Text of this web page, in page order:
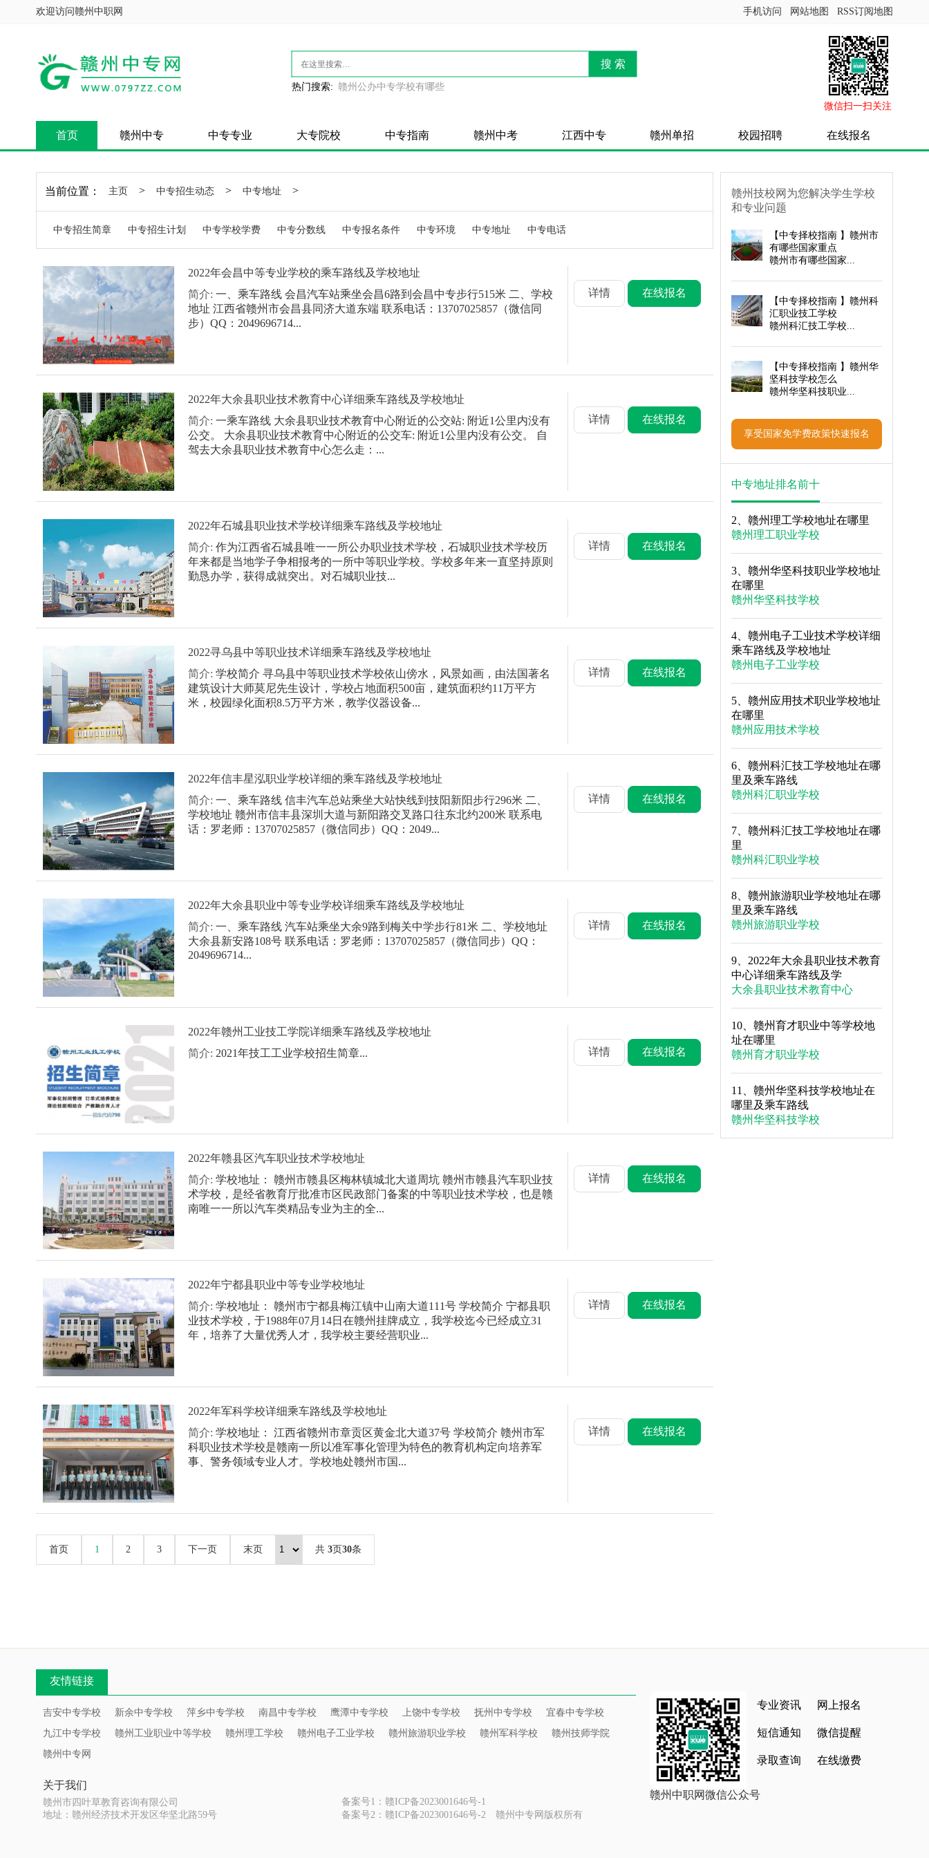
欢迎访问赣州中职网 手机访问 网站地图 RSS订阅地图
搜 索
热门搜索: 赣州公办中专学校有哪些
微信扫一扫关注
首页 赣州中专 中专专业 大专院校 中专指南 赣州中考 江西中专 赣州单招 校园招聘 在线报名
当前位置： 主页 > 中专招生动态 > 中专地址 >
中专招生简章 中专招生计划 中专学校学费 中专分数线 中专报名条件 中专环境 中专地址 中专电话
2022年会昌中等专业学校的乘车路线及学校地址
简介: 一、乘车路线 会昌汽车站乘坐会昌6路到会昌中专步行515米 二、学校
地址 江西省赣州市会昌县同济大道东端 联系电话：13707025857（微信同
步）QQ：2049696714...
详情 在线报名
2022年大余县职业技术教育中心详细乘车路线及学校地址
简介: 一乘车路线 大余县职业技术教育中心附近的公交站: 附近1公里内没有
公交。 大余县职业技术教育中心附近的公交车: 附近1公里内没有公交。 自
驾去大余县职业技术教育中心怎么走：...
详情 在线报名
2022年石城县职业技术学校详细乘车路线及学校地址
简介: 作为江西省石城县唯一一所公办职业技术学校，石城职业技术学校历
年来都是当地学子争相报考的一所中等职业学校。学校多年来一直坚持原则
勤恳办学，获得成就突出。对石城职业技...
详情 在线报名
2022寻乌县中等职业技术详细乘车路线及学校地址
简介: 学校简介 寻乌县中等职业技术学校依山傍水，风景如画，由法国著名
建筑设计大师莫尼先生设计，学校占地面积500亩，建筑面积约11万平方
米，校园绿化面积8.5万平方米，教学仪器设备...
详情 在线报名
2022年信丰星泓职业学校详细的乘车路线及学校地址
简介: 一、乘车路线 信丰汽车总站乘坐大站快线到技阳新阳步行296米 二、
学校地址 赣州市信丰县深圳大道与新阳路交叉路口往东北约200米 联系电
话：罗老师：13707025857（微信同步）QQ：2049...
详情 在线报名
2022年大余县职业中等专业学校详细乘车路线及学校地址
简介: 一、乘车路线 汽车站乘坐大余9路到梅关中学步行81米 二、学校地址
大余县新安路108号 联系电话：罗老师：13707025857（微信同步）QQ：
2049696714...
详情 在线报名
2022年赣州工业技工学院详细乘车路线及学校地址
简介: 2021年技工工业学校招生简章... 详情 在线报名
2022年赣县区汽车职业技术学校地址
简介: 学校地址： 赣州市赣县区梅林镇城北大道周坑 赣州市赣县汽车职业技
术学校，是经省教育厅批准市区民政部门备案的中等职业技术学校，也是赣
南唯一一所以汽车类精品专业为主的全...
详情 在线报名
2022年宁都县职业中等专业学校地址
简介: 学校地址： 赣州市宁都县梅江镇中山南大道111号 学校简介 宁都县职
业技术学校，于1988年07月14日在赣州挂牌成立，我学校迄今已经成立31
年，培养了大量优秀人才，我学校主要经营职业...
详情 在线报名
2022年军科学校详细乘车路线及学校地址
简介: 学校地址： 江西省赣州市章贡区黄金北大道37号 学校简介 赣州市军
科职业技术学校是赣南一所以准军事化管理为特色的教育机构定向培养军
事、警务领域专业人才。学校地处赣州市国...
详情 在线报名
首页 1 2 3 下一页 末页 共 3页30条
赣州技校网为您解决学生学校
和专业问题
【中专择校指南 】赣州市
有哪些国家重点
赣州市有哪些国家...
【中专择校指南 】赣州科
汇职业技工学校
赣州科汇技工学校...
【中专择校指南 】赣州华
坚科技学校怎么
赣州华坚科技职业...
享受国家免学费政策快速报名
中专地址排名前十
2、 赣州理工学校地址在哪里
赣州理工职业学校
3、 赣州华坚科技职业学校地址
在哪里
赣州华坚科技学校
4、 赣州电子工业技术学校详细
乘车路线及学校地址
赣州电子工业学校
5、 赣州应用技术职业学校地址
在哪里
赣州应用技术学校
6、 赣州科汇技工学校地址在哪
里及乘车路线
赣州科汇职业学校
7、 赣州科汇技工学校地址在哪
里
赣州科汇职业学校
8、 赣州旅游职业学校地址在哪
里及乘车路线
赣州旅游职业学校
9、 2022年大余县职业技术教育
中心详细乘车路线及学
大余县职业技术教育中心
10、 赣州育才职业中等学校地
址在哪里
赣州育才职业学校
11、 赣州华坚科技学校地址在
哪里及乘车路线
赣州华坚科技学校
友情链接
吉安中专学校 新余中专学校 萍乡中专学校 南昌中专学校 鹰潭中专学校 上饶中专学校 抚州中专学校
宜春中专学校
九江中专学校
赣州工业职业中等学校 赣州理工学校 赣州电子工业学校 赣州旅游职业学校 赣州军科学校
赣州技师学院
赣州中专网
关于我们
赣州市四叶草教育咨询有限公司
地址：赣州经济技术开发区华坚北路59号
备案号1：赣ICP备2023001646号-1
备案号2：赣ICP备2023001646号-2
赣州中专网版权所有
专业资讯 网上报名
短信通知 微信提醒
录取查询 在线缴费
赣州中职网微信公众号